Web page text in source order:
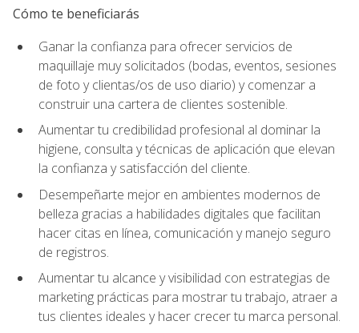
Cómo te beneficiarás
Ganar la confianza para ofrecer servicios de
maquillaje muy solicitados (bodas, eventos, sesiones
de foto y clientas/os de uso diario) y comenzar a
construir una cartera de clientes sostenible.
Aumentar tu credibilidad profesional al dominar la
higiene, consulta y técnicas de aplicación que elevan
la confianza y satisfacción del cliente.
Desempeñarte mejor en ambientes modernos de
belleza gracias a habilidades digitales que facilitan
hacer citas en línea, comunicación y manejo seguro
de registros.
Aumentar tu alcance y visibilidad con estrategias de
marketing prácticas para mostrar tu trabajo, atraer a
tus clientes ideales y hacer crecer tu marca personal.